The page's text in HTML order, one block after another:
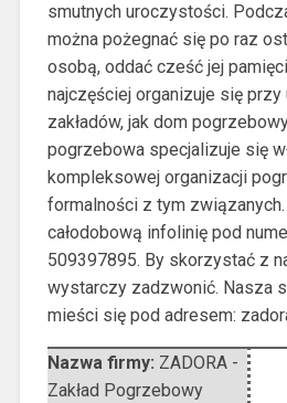
smutnych uroczystości.
można pożegnać się po raz
osobą, oddać cześć jej
najczęściej organizuje się
zakładów, jak dom
pogrzebowa specjalizuje się
kompleksowej organizacji
formalności z tym
całodobową infolinię pod
509397895. By skorzystać z
wystarczy zadzwonić. Nasza
mieści się pod adresem:
Nazwa firmy: ZADORA -
Zakład Pogrzebowy